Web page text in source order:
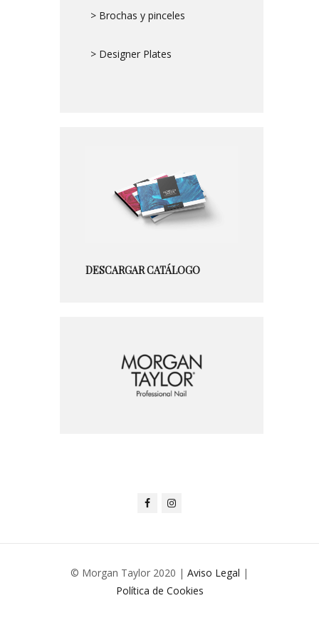
> Brochas y pinceles
> Designer Plates
DESCARGAR CATÁLOGO
© Morgan Taylor 2020 | Aviso Legal |
Política de Cookies